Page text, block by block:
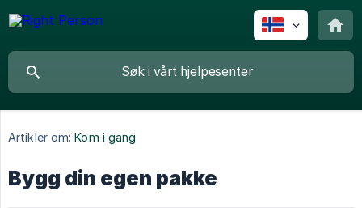
Artikler om: Kom i gang
Bygg din egen pakke